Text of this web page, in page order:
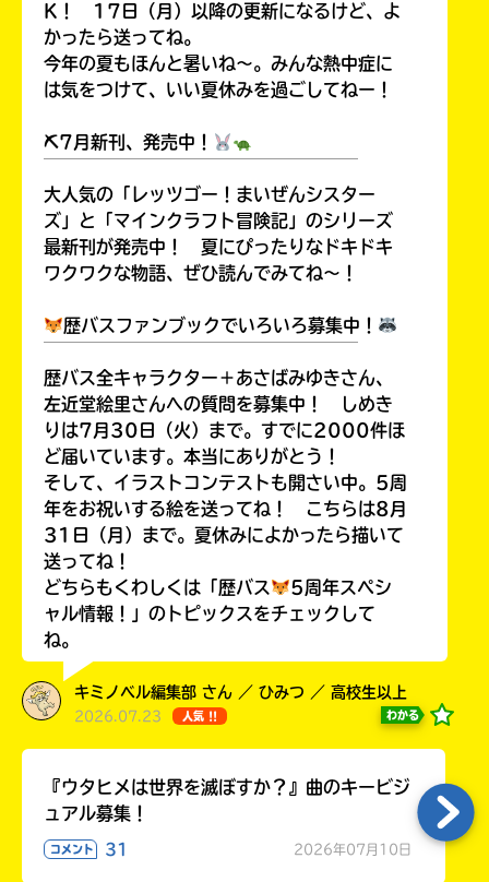
K！ 17日（月）以降の更新になるけど、よ
かったら送ってね。
今年の夏もほんと暑いね～。みんな熱中症に
は気をつけて、いい夏休みを過ごしてねー！
⛏7月新刊、発売中！
大人気の「レッツゴー！まいぜんシスター
ズ」と「マインクラフト冒険記」のシリーズ
最新刊が発売中！ 夏にぴったりなドキドキ
ワクワクな物語、ぜひ読んでみてね～！
歴バスファンブックでいろいろ募集中！
歴バス全キャラクター＋あさばみゆきさん、
左近堂絵里さんへの質問を募集中！ しめき
りは7月30日（火）まで。すでに2000件ほ
ど届いています。本当にありがとう！
そして、イラストコンテストも開さい中。5周
年をお祝いする絵を送ってね！ こちらは8月
31日（月）まで。夏休みによかったら描いて
送ってね！
どちらもくわしくは「歴バス
5周年スペシ
ャル情報！」のトピックスをチェックして
ね。
キミノベル編集部 さん ／ ひみつ ／ 高校生以上
2026.07.23 人気 !! わかる
『ウタヒメは世界を滅ぼすか？』曲のキービジ
ュアル募集！
コメント 31 2026年07月10日